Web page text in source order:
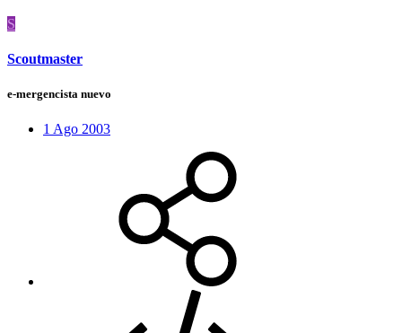
S
Scoutmaster
e-mergencista nuevo
1 Ago 2003